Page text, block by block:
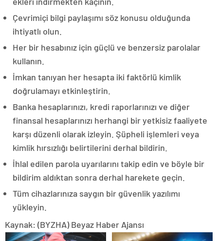
Çevrimiçi bilgi paylaşımı söz konusu olduğunda
ihtiyatlı olun.
Her bir hesabınız için güçlü ve benzersiz parolalar
kullanın.
İmkan tanıyan her hesapta iki faktörlü kimlik
doğrulamayı etkinleştirin.
Banka hesaplarınızı, kredi raporlarınızı ve diğer
finansal hesaplarınızı herhangi bir yetkisiz faaliyete
karşı düzenli olarak izleyin. Şüpheli işlemleri veya
kimlik hırsızlığı belirtilerini derhal bildirin.
İhlal edilen parola uyarılarını takip edin ve böyle bir
bildirim aldıktan sonra derhal harekete geçin.
Tüm cihazlarınıza saygın bir güvenlik yazılımı
yükleyin.
Kaynak: (BYZHA) Beyaz Haber Ajansı